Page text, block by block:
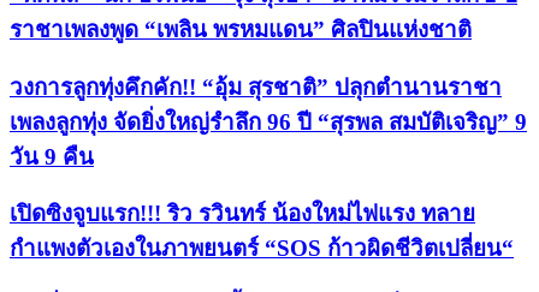
ราชาเพลงพูด “เพลิน พรหมแดน” ศิลปินแห่งชาติ
วงการลูกทุ่งคึกคัก!! “อุ้ม สุรชาติ” ปลุกตำนานราชา
เพลงลูกทุ่ง จัดยิ่งใหญ่รำลึก 96 ปี “สุรพล สมบัติเจริญ” 9
วัน 9 คืน
เปิดซิงจูบแรก!!! ริว รวินทร์ น้องใหม่ไฟแรง ทลาย
กำแพงตัวเองในภาพยนตร์ “SOS ก้าวผิดชีวิตเปลี่ยน“